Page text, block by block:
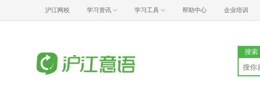
沪江网校 学习资讯 学习工具 帮助中心 企业培训
搜索